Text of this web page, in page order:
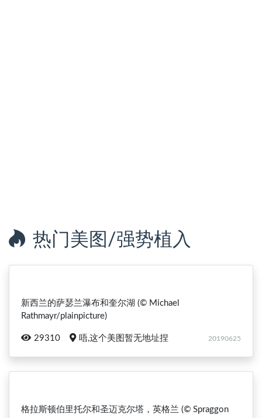
热门美图/强势植入
新西兰的萨瑟兰瀑布和奎尔湖 (© Michael
Rathmayr/plainpicture)
29310 唔,这个美图暂无地址捏 20190625
格拉斯顿伯里托尔和圣迈克尔塔，英格兰 (© Spraggon